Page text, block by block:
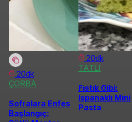
20dk
ÇORBA
Sofralara Enfes
Başlangıç:
20dk
TATLI
Fıstık Gibi:
Ispanaklı Mini
Pasta